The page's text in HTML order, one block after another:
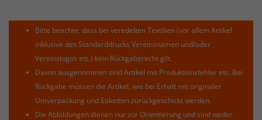
Bitte beachte, dass bei veredelten Textilien (vor allem Artikel
inklusive des Standarddrucks Vereinsnamen und/oder
Vereinslogos etc.) kein Rückgaberecht gilt.
Davon ausgenommen sind Artikel mit Produktionsfehler etc. Bei
Rückgabe müssen die Artikel, wie bei Erhalt mit originaler
Umverpackung und Etiketten zurückgeschickt werden.
Die Abbildungen dienen nur zur Orientierung und sind weder